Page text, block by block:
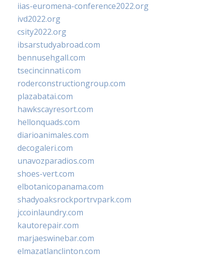
iias-euromena-conference2022.org
ivd2022.org
csity2022.org
ibsarstudyabroad.com
bennusehgall.com
tsecincinnati.com
roderconstructiongroup.com
plazabatai.com
hawkscayresort.com
hellonquads.com
diarioanimales.com
decogaleri.com
unavozparadios.com
shoes-vert.com
elbotanicopanama.com
shadyoaksrockportrvpark.com
jccoinlaundry.com
kautorepair.com
marjaeswinebar.com
elmazatlanclinton.com